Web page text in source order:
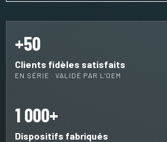
+50
Clients fidèles satisfaits
EN SÉRIE · VALIDÉ PAR L'OEM
1 000+
Dispositifs fabriqués